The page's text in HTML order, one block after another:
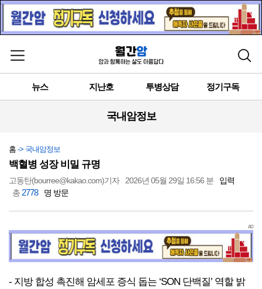
메뉴 열기 검색
뉴스 지난호 투병상담 정기구독
국내암정보
홈 -> 국내암정보
백혈병 성장 비밀 규명
고동탄(bourree@kakao.com)기자 2026년 05월 29일 16:56 분
입력
총 2778 명 방문
AD
- 지방 합성 촉진해 암세포 증식 돕는 ‘SON 단백질’ 역할 밝